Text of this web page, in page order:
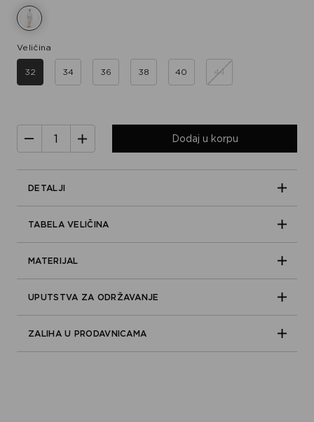
Veličina
32 34 36 38 40 44
Dodaj u korpu
DETALJI
TABELA VELIČINA
MATERIJAL
UPUTSTVA ZA ODRŽAVANJE
ZALIHA U PRODAVNICAMA